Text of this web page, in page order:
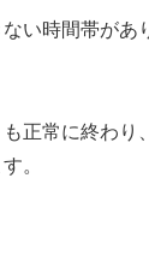
い時間帯があ
正常に終わり
。